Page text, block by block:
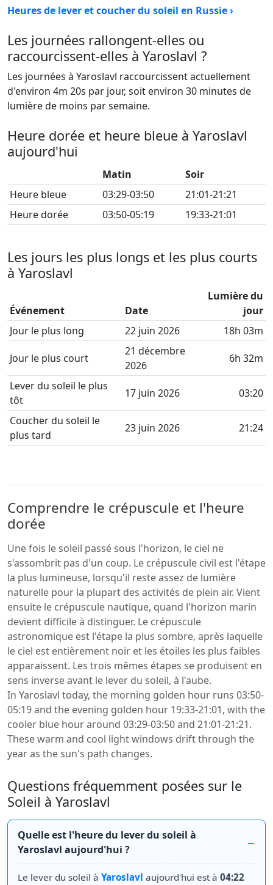
Heures de lever et coucher du soleil en Russie ›
Les journées rallongent-elles ou
raccourcissent-elles à Yaroslavl ?
Les journées à Yaroslavl raccourcissent actuellement
d'environ 4m 20s par jour, soit environ 30 minutes de
lumière de moins par semaine.
Heure dorée et heure bleue à Yaroslavl
aujourd'hui
Matin
Soir
Heure bleue
03:29-03:50
21:01-21:21
Heure dorée
03:50-05:19 19:33-21:01
Les jours les plus longs et les plus courts
à Yaroslavl
Événement Date
Lumière du
jour
Jour le plus long
22 juin 2026 18h 03m
Jour le plus court
21 décembre
2026
6h 32m
Lever du soleil le plus
tôt
17 juin 2026 03:20
Coucher du soleil le
plus tard
23 juin 2026 21:24
Comprendre le crépuscule et l'heure
dorée
Une fois le soleil passé sous l'horizon, le ciel ne
s'assombrit pas d'un coup. Le crépuscule civil est l'étape
la plus lumineuse, lorsqu'il reste assez de lumière
naturelle pour la plupart des activités de plein air. Vient
ensuite le crépuscule nautique, quand l'horizon marin
devient difficile à distinguer. Le crépuscule
astronomique est l'étape la plus sombre, après laquelle
le ciel est entièrement noir et les étoiles les plus faibles
apparaissent. Les trois mêmes étapes se produisent en
sens inverse avant le lever du soleil, à l'aube.
In Yaroslavl today, the morning golden hour runs 03:50-
05:19 and the evening golden hour 19:33-21:01, with the
cooler blue hour around 03:29-03:50 and 21:01-21:21.
These warm and cool light windows drift through the
year as the sun's path changes.
Questions fréquemment posées sur le
Soleil à Yaroslavl
Quelle est l'heure du lever du soleil à
Yaroslavl aujourd'hui ?
Le lever du soleil à Yaroslavl aujourd'hui est à 04:22